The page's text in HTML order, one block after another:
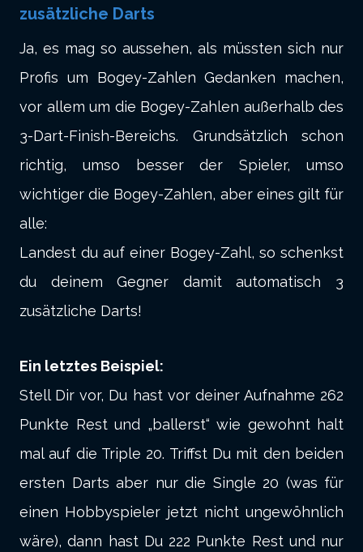
zusätzliche Darts
Ja, es mag so aussehen, als müssten sich nur
Profis um Bogey-Zahlen Gedanken machen,
vor allem um die Bogey-Zahlen außerhalb des
3-Dart-Finish-Bereichs. Grundsätzlich schon
richtig, umso besser der Spieler, umso
wichtiger die Bogey-Zahlen, aber eines gilt für
alle:
Landest du auf einer Bogey-Zahl, so schenkst
du deinem Gegner damit automatisch 3
zusätzliche Darts!
Ein letztes Beispiel:
Stell Dir vor, Du hast vor deiner Aufnahme 262
Punkte Rest und „ballerst“ wie gewohnt halt
mal auf die Triple 20. Triffst Du mit den beiden
ersten Darts aber nur die Single 20 (was für
einen Hobbyspieler jetzt nicht ungewöhnlich
wäre), dann hast Du 222 Punkte Rest und nur